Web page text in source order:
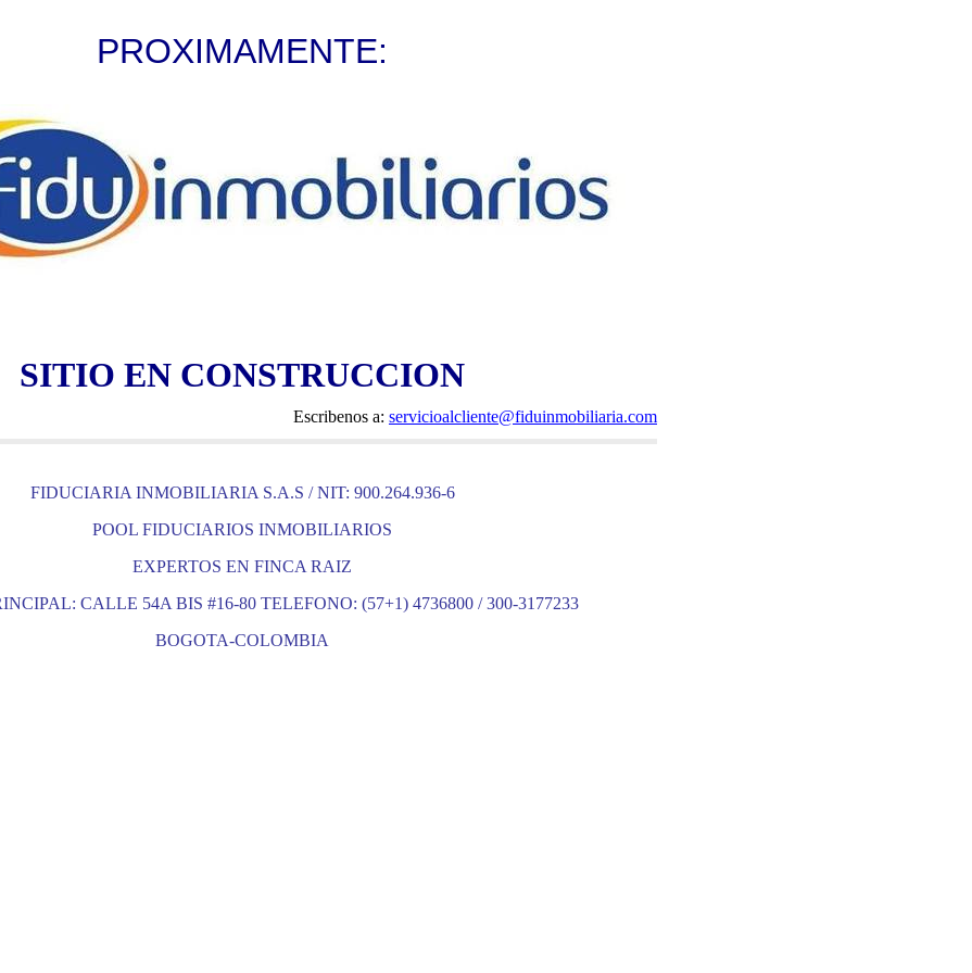
PROXIMAMENTE:
SITIO EN CONSTRUCCION
Escribenos a: servicioalcliente@fiduinmobiliaria.com
FIDUCIARIA INMOBILIARIA S.A.S / NIT: 900.264.936-6
POOL FIDUCIARIOS INMOBILIARIOS
EXPERTOS EN FINCA RAIZ
CALLE 54A BIS #16-80 TELEFONO: (57+1) 4736800 / 300-3177233
BOGOTA-COLOMBIA